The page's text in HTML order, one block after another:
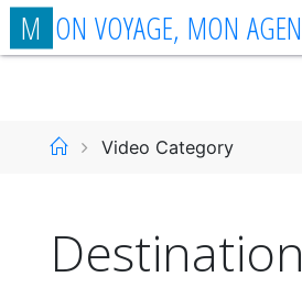
Aller
auM ON VOYAGE, MON AGEN
AccueilVideo Category
Destination